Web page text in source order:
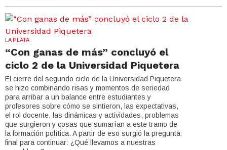
LA PLATA
“Con ganas de más” concluyó el
ciclo 2 de la Universidad Piquetera
El cierre del segundo ciclo de la Universidad Piquetera
se hizo combinando risas y momentos de seriedad
para arribar a un balance entre estudiantes y
profesores sobre cómo se sintieron, las expectativas,
el rol docente, las dinámicas y actividades, problemas
que surgieron y cosas que sumarían a este tramo de
la formación política. A partir de eso surgió la pregunta
final para continuar: ¿Qué llevamos a nuestras